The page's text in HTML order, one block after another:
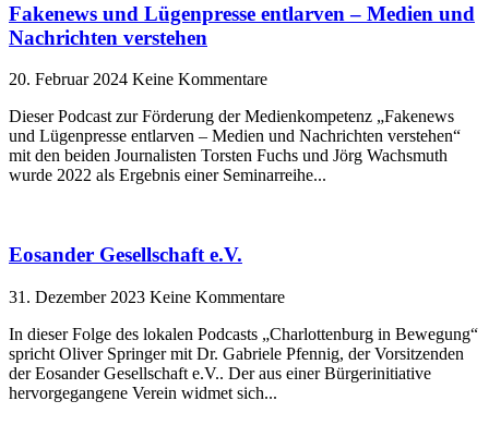
Fakenews und Lügenpresse entlarven – Medien und
Nachrichten verstehen
20. Februar 2024 Keine Kommentare
Dieser Podcast zur Förderung der Medienkompetenz „Fakenews
und Lügenpresse entlarven – Medien und Nachrichten verstehen“
mit den beiden Journalisten Torsten Fuchs und Jörg Wachsmuth
wurde 2022 als Ergebnis einer Seminarreihe
Eosander Gesellschaft e.V.
31. Dezember 2023 Keine Kommentare
In dieser Folge des lokalen Podcasts „Charlottenburg in Bewegung“
spricht Oliver Springer mit Dr. Gabriele Pfennig, der Vorsitzenden
der Eosander Gesellschaft e.V.. Der aus einer Bürgerinitiative
hervorgegangene Verein widmet sich